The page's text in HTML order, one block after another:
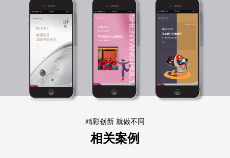
精彩创新 就做不同
相关案例